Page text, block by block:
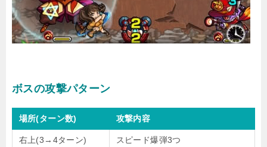
ボスの攻撃パターン
場所(ターン数) 攻撃内容
右上(3→4ターン)
スピード爆弾3つ